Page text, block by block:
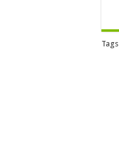
Tags